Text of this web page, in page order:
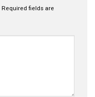
Required fields are